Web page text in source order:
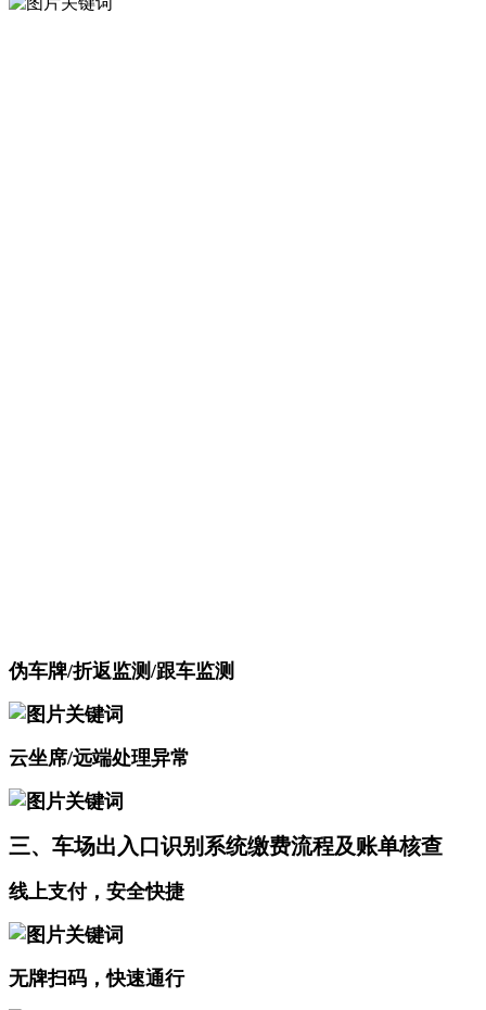
伪车牌/折返监测/跟车监测
云坐席/远端处理异常
三、车场出入口识别系统缴费流程及账单核查
线上支付，安全快捷
无牌扫码，快速通行